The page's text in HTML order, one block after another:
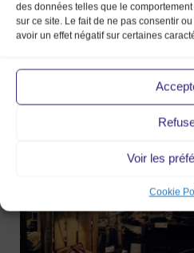
des données telles que le
sur ce site. Le fait de ne pas consentir
avoir un effet négatif sur certaines
Voir les
Cookie